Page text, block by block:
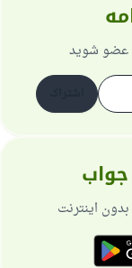
عضو شوید
اینترنت